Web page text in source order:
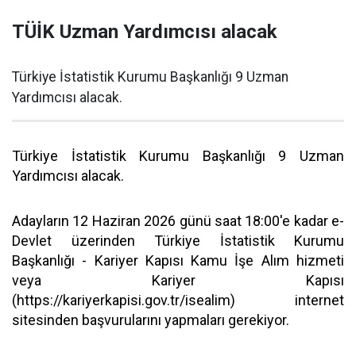
TÜİK Uzman Yardımcısı alacak
Türkiye İstatistik Kurumu Başkanlığı 9 Uzman
Yardımcısı alacak.
Türkiye İstatistik Kurumu Başkanlığı 9 Uzman
Yardımcısı alacak.
Adayların 12 Haziran 2026 günü saat 18:00'e kadar e-
Devlet üzerinden Türkiye İstatistik Kurumu
Başkanlığı - Kariyer Kapısı Kamu İşe Alım hizmeti
veya Kariyer Kapısı
(https://kariyerkapisi.gov.tr/isealim) internet
sitesinden başvurularını yapmaları gerekiyor.